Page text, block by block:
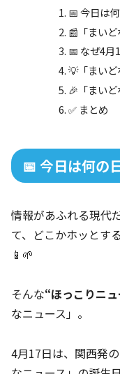
📅 今日は
📰「まい
📅 なぜ4月
💡「まいど
🎉「まい
✅ まとめ
📅 今日は何の
情報があふれる現代
て、どこかホッとす
📱🌱
そんな“ほっこりニ
なニュース」。
4月17日は、関西発